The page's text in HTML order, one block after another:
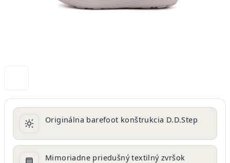
Originálna barefoot konštrukcia D.D.Step
Mimoriadne priedušný textilný zvršok